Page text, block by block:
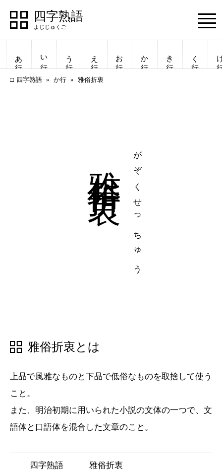
四字熟語
四字熟語
一覧表示
Menu
あ行 い行 う行 え行 お行 か行 き行 く行
四字熟語 か行 雅俗折衷
がぞくせっちゅう
雅俗折衷とは
上品で風雅なものと下品で低俗なものを取捨して使う
こと。
また、明治初期に用いられた小説の文体の一つで、文
語体と口語体を混合した文章のこと。
四字熟語 雅俗折衷
四字熟語
一覧表示